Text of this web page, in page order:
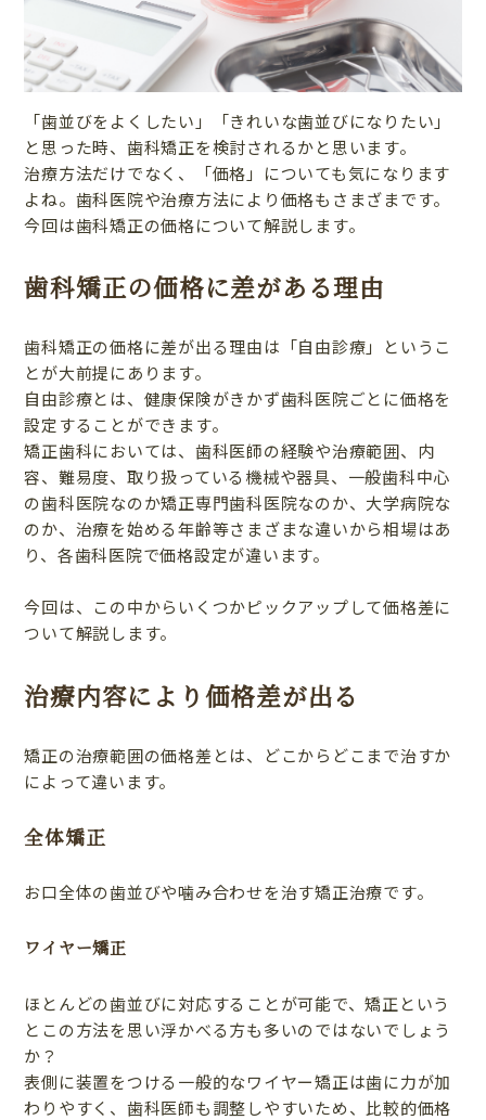
「歯並びをよくしたい」「きれいな歯並びになりたい」
と思った時、歯科矯正を検討されるかと思います。
治療方法だけでなく、「価格」についても気になります
よね。歯科医院や治療方法により価格もさまざまです。
今回は歯科矯正の価格について解説します。
歯科矯正の価格に差がある理由
歯科矯正の価格に差が出る理由は「自由診療」というこ
とが大前提にあります。
自由診療とは、健康保険がきかず歯科医院ごとに価格を
設定することができます。
矯正歯科においては、歯科医師の経験や治療範囲、内
容、難易度、取り扱っている機械や器具、一般歯科中心
の歯科医院なのか矯正専門歯科医院なのか、大学病院な
のか、治療を始める年齢等さまざまな違いから相場はあ
り、各歯科医院で価格設定が違います。
今回は、この中からいくつかピックアップして価格差に
ついて解説します。
治療内容により価格差が出る
矯正の治療範囲の価格差とは、どこからどこまで治すか
によって違います。
全体矯正
お口全体の歯並びや噛み合わせを治す矯正治療です。
ワイヤー矯正
ほとんどの歯並びに対応することが可能で、矯正という
とこの方法を思い浮かべる方も多いのではないでしょう
か？
表側に装置をつける一般的なワイヤー矯正は歯に力が加
わりやすく、歯科医師も調整しやすいため、比較的価格